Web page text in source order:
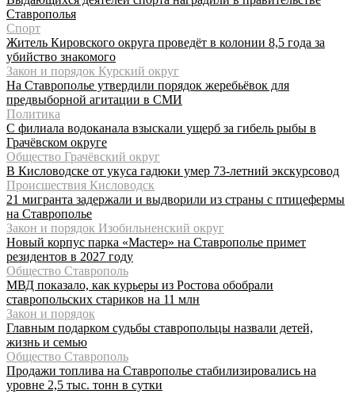
Ставрополья
Спорт
Житель Кировского округа проведёт в колонии 8,5 года за
убийство знакомого
Закон и порядок Курский округ
На Ставрополье утвердили порядок жеребьёвок для
предвыборной агитации в СМИ
Политика
С филиала водоканала взыскали ущерб за гибель рыбы в
Грачёвском округе
Общество Грачёвский округ
В Кисловодске от укуса гадюки умер 73-летний экскурсовод
Происшествия Кисловодск
21 мигранта задержали и выдворили из страны с птицефермы
на Ставрополье
Закон и порядок Изобильненский округ
Новый корпус парка «Мастер» на Ставрополье примет
резидентов в 2027 году
Общество Ставрополь
МВД показало, как курьеры из Ростова обобрали
ставропольских стариков на 11 млн
Закон и порядок
Главным подарком судьбы ставропольцы назвали детей,
жизнь и семью
Общество Ставрополь
Продажи топлива на Ставрополье стабилизировались на
уровне 2,5 тыс. тонн в сутки